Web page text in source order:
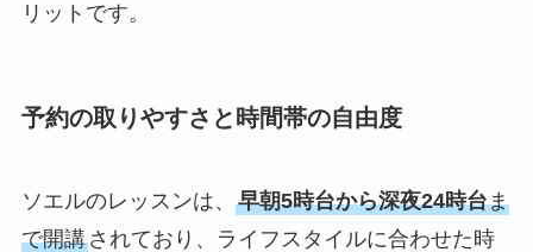
リットです。
予約の取りやすさと時間帯の自由度
ソエルのレッスンは、 早朝5時台から深夜24時台ま
で開講されており、ライフスタイルに合わせた時